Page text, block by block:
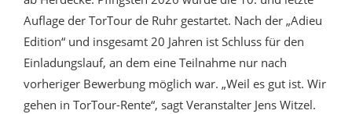
Auflage der TorTour de Ruhr gestartet. Nach der „Adieu
Edition“ und insgesamt 20 Jahren ist Schluss für den
Einladungslauf, an dem eine Teilnahme nur nach
vorheriger Bewerbung möglich war. „Weil es gut ist. Wir
gehen in TorTour-Rente“, sagt Veranstalter Jens Witzel.